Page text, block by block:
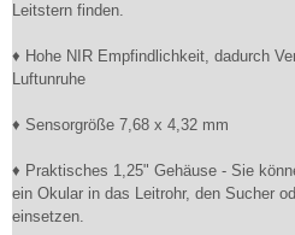
Leitstern finden.
♦ Hohe NIR Empfindlichkeit, dadurch
Luftunruhe
♦ Sensorgröße 7,68 x 4,32 mm
♦ Praktisches 1,25" Gehäuse - Sie
ein Okular in das Leitrohr, den Sucher
einsetzen.